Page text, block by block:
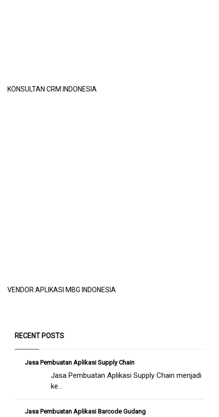
KONSULTAN CRM INDONESIA
VENDOR APLIKASI MBG INDONESIA
RECENT POSTS
Jasa Pembuatan Aplikasi Supply Chain
Jasa Pembuatan Aplikasi Supply Chain menjadi
ke...
Jasa Pembuatan Aplikasi Barcode Gudang